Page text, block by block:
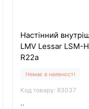
Настінний
LMV Lessar LSM-
R22a
Немає в наявності
Код товару: 83037
..